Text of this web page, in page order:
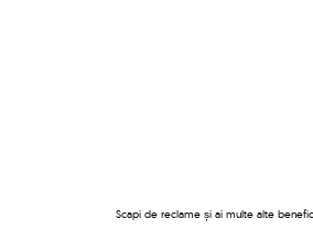
Scapi de reclame și ai multe alte